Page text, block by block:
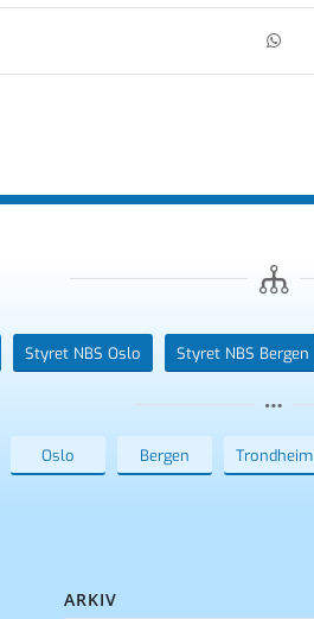
Styret NBS Oslo Styret NBS Bergen
Oslo Bergen Trondheim
ARKIV